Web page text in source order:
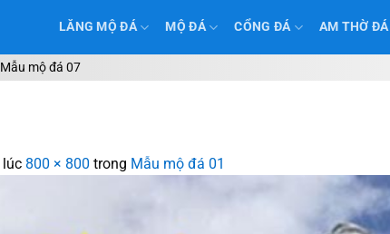
LĂNG MỘ ĐÁ MỘ ĐÁ CỔNG ĐÁ AM THỜ ĐÁ
Mẫu mộ đá 07
lúc 800 × 800 trong Mẫu mộ đá 01